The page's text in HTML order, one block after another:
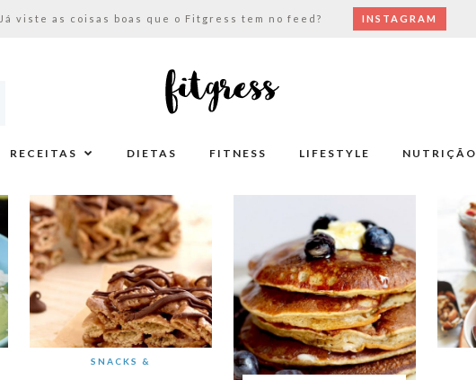
RECEITAS DIETAS FITNESS LIFESTYLE NUTRIÇÃO
SNACKS &
Já viste as coisas boas que o Fitgress tem no feed? INSTAGRAM